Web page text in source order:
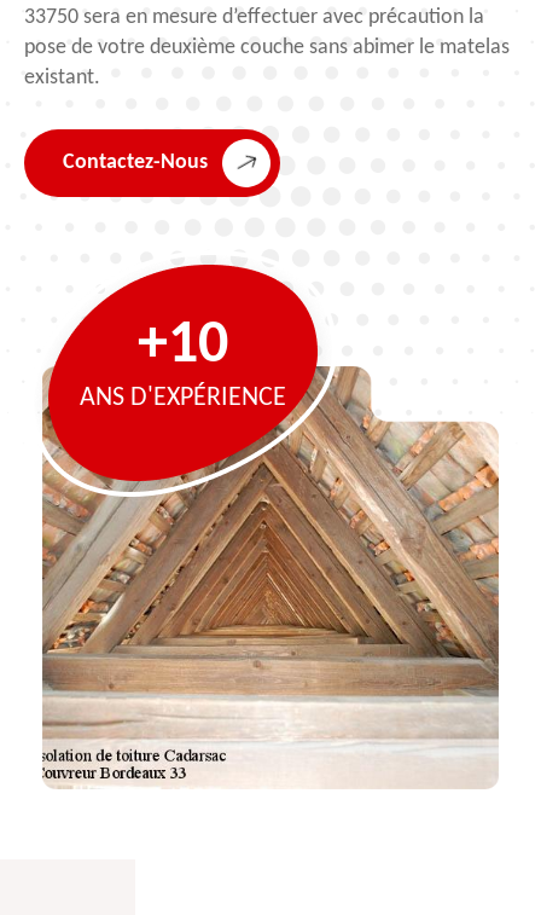
33750 sera en mesure d’effectuer avec précaution la
pose de votre deuxième couche sans abimer le matelas
existant.
Contactez-Nous
+10
ANS D'EXPÉRIENCE